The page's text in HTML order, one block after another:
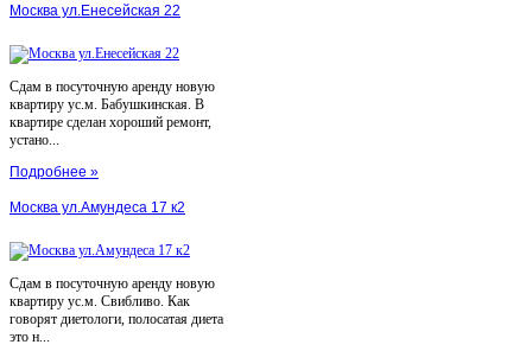
Москва ул.Енесейская 22
Сдам в посуточную аренду новую
квартиру ус.м. Бабушкинская. В
квартире сделан хороший ремонт,
устано...
Подробнее »
Москва ул.Амундеса 17 к2
Сдам в посуточную аренду новую
квартиру ус.м. Свибливо. Как
говорят диетологи, полосатая диета
это н...